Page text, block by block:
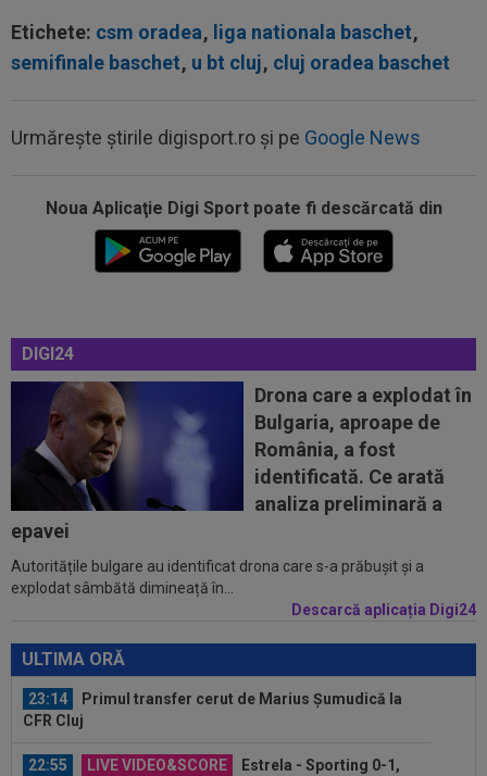
Etichete: csm oradea, liga nationala baschet,
semifinale baschet, u bt cluj, cluj oradea baschet
Urmărește știrile digisport.ro și pe Google News
Noua Aplicaţie Digi Sport poate fi descărcată din
DIGI24
Drona care a explodat în
Bulgaria, aproape de
România, a fost
identificată. Ce arată
analiza preliminară a
epavei
Autoritățile bulgare au identificat drona care s-a prăbușit și a
explodat sâmbătă dimineață în...
Descarcă aplicația Digi24
ULTIMA ORĂ
LIVE VIDEO&SCORE
Estrela - Sporting 0-1,
ACUM, DGS 3. GOOL! Cele mai tari meciuri din
Portugalia...
22:18 FOTO
Ce a făcut Daniel Pancu, la o zi după
scandalul de la Arad
23:40
Darius Olaru, primul GOL în Belgia! Românul a
marcat și a contribuit la o mare...
Nota primită de Dennis Man, după ”nebunia” cu
Fortuna Sittard! Olandezii nu...
23:30 VIDEO
Dinamo - FC Voluntari 4-0. Elevii lui
Nuno Campos au dat recital pe ”Arcul de...
Voluntari! Semne disperate către ambulanță
23:14
Primul transfer cerut de Marius Șumudică la
CFR Cluj
22:55 LIVE VIDEO&SCORE
Estrela - Sporting 0-1,